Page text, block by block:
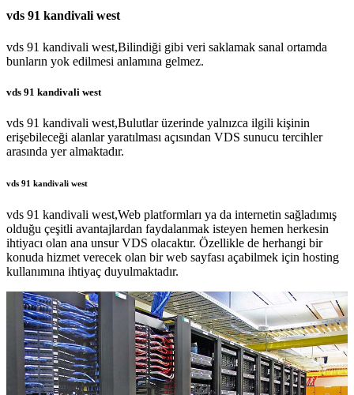
vds 91 kandivali west
vds 91 kandivali west,Bilindiği gibi veri saklamak sanal ortamda
bunların yok edilmesi anlamına gelmez.
vds 91 kandivali west
vds 91 kandivali west,Bulutlar üzerinde yalnızca ilgili kişinin
erişebileceği alanlar yaratılması açısından VDS sunucu tercihler
arasında yer almaktadır.
vds 91 kandivali west
vds 91 kandivali west,Web platformları ya da internetin sağladımış
olduğu çeşitli avantajlardan faydalanmak isteyen hemen herkesin
ihtiyacı olan ana unsur VDS olacaktır. Özellikle de herhangi bir
konuda hizmet verecek olan bir web sayfası açabilmek için hosting
kullanımına ihtiyaç duyulmaktadır.